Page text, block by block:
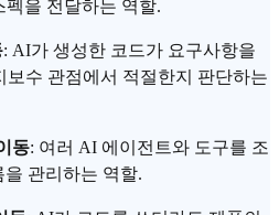
을 전달하는 역할.
: AI가 생성한 코드가 요구사항을
보수 관점에서 적절한지 판단하는
동: 여러 AI 에이전트와 도구를 조
관리하는 역할.